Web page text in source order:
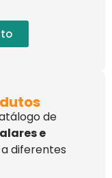
de
e
diferentes